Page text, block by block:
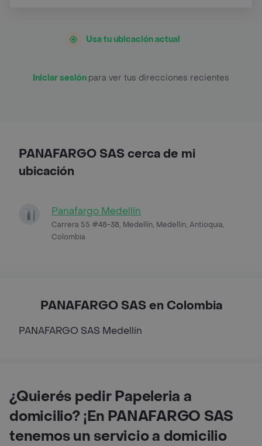
Usa tu ubicación actual
Iniciar sesión para ver tus direcciones recientes
PANAFARGO SAS cerca de mi
ubicación
Panafargo Medellin
Carrera 55 #48-38, Medellín, Medellin, Antioquia,
Colombia
PANAFARGO SAS en Colombia
PANAFARGO SAS Medellín
¿Quierés pedir Papeleria a
domicilio? ¡En PANAFARGO SAS
tenemos un servicio a domicilio